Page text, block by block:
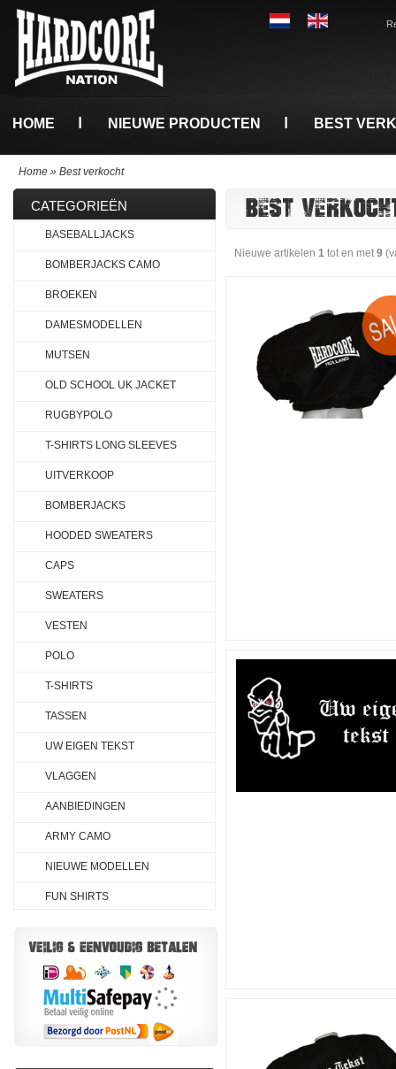
HOME NIEUWE PRODUCTEN BEST
Home » Best verkocht
BEST
Nieuwe artikelen 1 tot en met9
CATEGORIEËN
BASEBALLJACKS
BOMBERJACKS CAMO
BROEKEN
DAMESMODELLEN
MUTSEN
OLD SCHOOL UK JACKET
RUGBYPOLO
T-SHIRTS LONG SLEEVES
UITVERKOOP
BOMBERJACKS
HOODED SWEATERS
CAPS
SWEATERS
VESTEN
POLO
T-SHIRTS
TASSEN
UW EIGEN TEKST
VLAGGEN
AANBIEDINGEN
ARMY CAMO
NIEUWE MODELLEN
FUN SHIRTS